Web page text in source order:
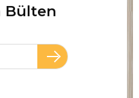
Bülten